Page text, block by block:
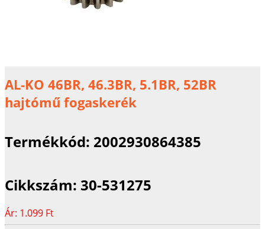
AL-KO 46BR, 46.3BR, 5.1BR, 52BR
hajtómű fogaskerék
Termékkód: 2002930864385
Cikkszám: 30-531275
Ár: 1.099 Ft